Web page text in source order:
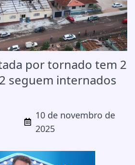
por tornado tem 2
seguem internados
10 de novembro de
2025